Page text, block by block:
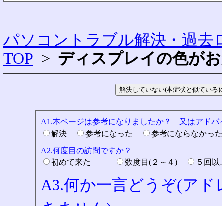
パソコントラブル解決・過去
TOP > ディスプレイの色が
A1.本ページは参考になりましたか？ 又はアドバ
解決
参考になった
参考にならなか
A2.何度目の訪問ですか？
初めて来た
数度目(２～４) ５回
A3.何か一言どうぞ(ア